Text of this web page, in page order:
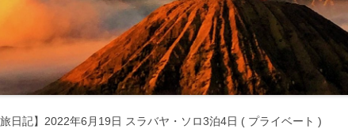
お風呂・虫対策 ‐
マナーとタブー ‐ 服装・たば
こ・お酒 ‐
子ども連れの方へ
旅日記】2022年6月19日 スラバヤ・ソロ3泊4日 ( プライベート )